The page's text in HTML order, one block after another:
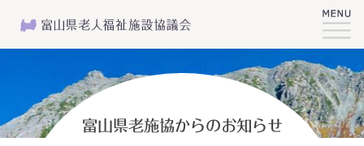
富山県老施協からのお知らせ